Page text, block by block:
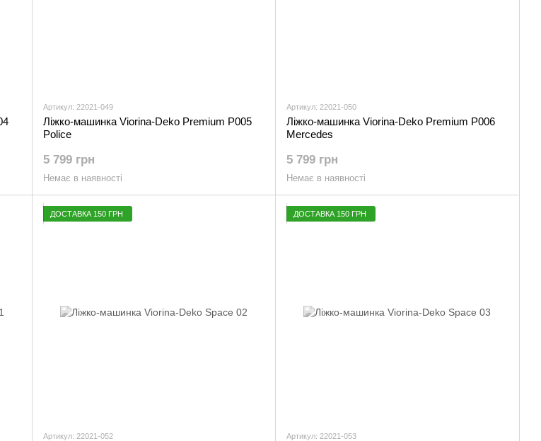
Артикул: 22021-049
Ліжко-машинка Viorina-Deko Premium P005
Police
5 799 грн
Немає в наявності
Артикул: 22021-050
Ліжко-машинка Viorina-Deko Premium Р006
Mercedes
5 799 грн
Немає в наявності
ДОСТАВКА 150 ГРН
Артикул: 22021-052
ДОСТАВКА 150 ГРН
Артикул: 22021-053